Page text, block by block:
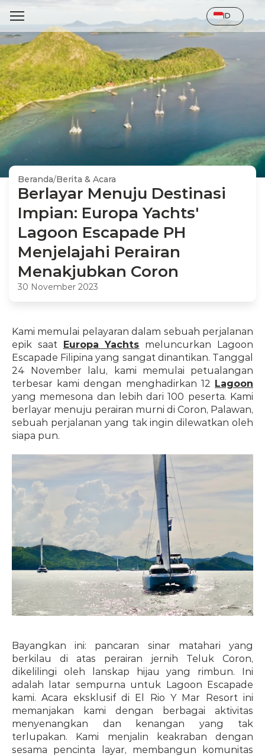
Select Language
ID
Beranda/Berita & Acara
Berlayar Menuju Destinasi
Impian: Europa Yachts'
Lagoon Escapade PH
Menjelajahi Perairan
Menakjubkan Coron
30 November 2023
Kami memulai pelayaran dalam sebuah perjalanan
epik saat Europa Yachts meluncurkan Lagoon
Escapade Filipina yang sangat dinantikan. Tanggal
24 November lalu, kami memulai petualangan
terbesar kami dengan menghadirkan 12 Lagoon
yang memesona dan lebih dari 100 peserta. Kami
berlayar menuju perairan murni di Coron, Palawan,
sebuah perjalanan yang tak ingin dilewatkan oleh
siapa pun.
Bayangkan ini: pancaran sinar matahari yang
berkilau di atas perairan jernih Teluk Coron,
dikelilingi oleh lanskap hijau yang rimbun. Ini
adalah latar sempurna untuk Lagoon Escapade
kami. Acara eksklusif di El Rio Y Mar Resort ini
memanjakan kami dengan berbagai aktivitas
menyenangkan dan kenangan yang tak
terlupakan. Kami menjalin keakraban dengan
sesama pencinta layar, membangun komunitas